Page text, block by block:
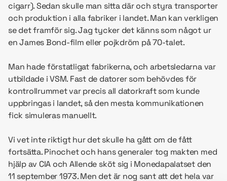
cigarr). Sedan skulle man sitta där och styra transporter
och produktion i alla fabriker i landet. Man kan verkligen
se det framför sig. Jag tycker det känns som något ur
en James Bond-film eller pojkdröm på 70-talet.
Man hade förstatligat fabrikerna, och arbetsledarna var
utbildade i VSM. Fast de datorer som behövdes för
kontrollrummet var precis all datorkraft som kunde
uppbringas i landet, så den mesta kommunikationen
fick simuleras manuellt.
Vi vet inte riktigt hur det skulle ha gått om de fått
fortsätta. Pinochet och hans generaler tog makten med
hjälp av CIA och Allende sköt sig i Monedapalatset den
11 september 1973. Men det är nog sant att det hela var